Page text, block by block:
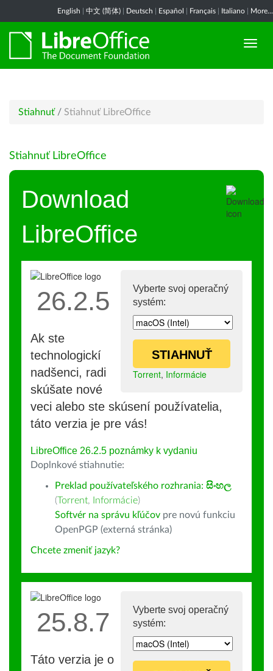
English 中文 (简体) Deutsch Español Français Italiano More...
Stiahnuť / Stiahnuť LibreOffice
Stiahnuť LibreOffice
Download
LibreOffice
Vyberte svoj operačný
systém:
STIAHNUŤ
Torrent, Informácie
26.2.5
Ak ste
technologickí
nadšenci, radi
skúšate nové
veci alebo ste skúsení používatelia,
táto verzia je pre vás!
LibreOffice 26.2.5 poznámky k vydaniu
Doplnkové stiahnutie:
Preklad používateľského rozhrania: සිංහල
(Torrent, Informácie)
Softvér na správu kľúčov pre novú funkciu
OpenPGP (externá stránka)
Chcete zmeniť jazyk?
Vyberte svoj operačný
systém:
25.8.7
Táto verzia je o